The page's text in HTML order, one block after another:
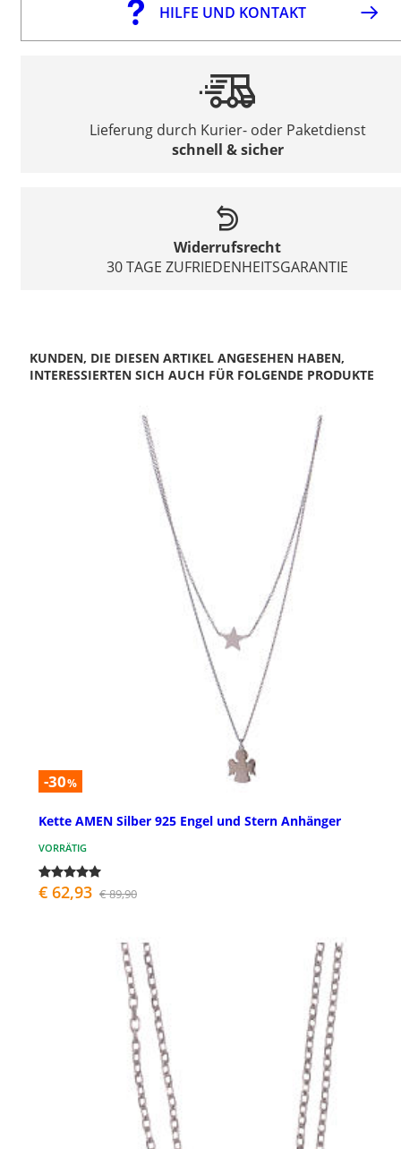
HILFE UND KONTAKT
Lieferung durch Kurier- oder Paketdienst
schnell & sicher
Widerrufsrecht
30 TAGE ZUFRIEDENHEITSGARANTIE
KUNDEN, DIE DIESEN ARTIKEL ANGESEHEN HABEN,
INTERESSIERTEN SICH AUCH FÜR FOLGENDE PRODUKTE
-30%
Kette AMEN Silber 925 Engel und Stern Anhänger
VORRÄTIG
€ 62,93 € 89,90